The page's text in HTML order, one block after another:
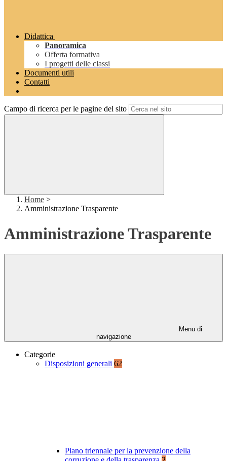
Didattica
Panoramica
Offerta formativa
I progetti delle classi
Documenti utili
Contatti
Campo di ricerca per le pagine del sito
Home >
Amministrazione Trasparente
Amministrazione Trasparente
Menu di
navigazione
Categorie
Disposizioni generali 62
Piano triennale per la prevenzione della